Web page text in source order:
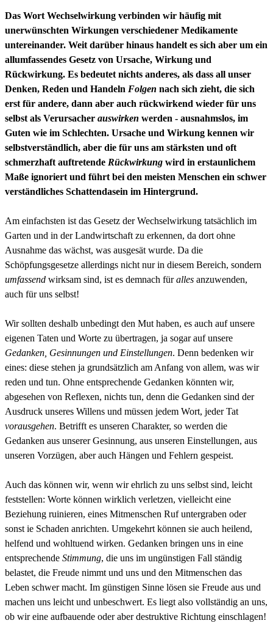
Das Wort Wechselwirkung verbinden wir häufig mit
unerwünschten Wirkungen verschiedener Medikamente
untereinander. Weit darüber hinaus handelt es sich aber um ein
allumfassendes Gesetz von Ursache, Wirkung und
Rückwirkung. Es bedeutet nichts anderes, als dass all unser
Denken, Reden und Handeln Folgen nach sich zieht, die sich
erst für andere, dann aber auch rückwirkend wieder für uns
selbst als Verursacher auswirken werden - ausnahmslos, im
Guten wie im Schlechten. Ursache und Wirkung kennen wir
selbstverständlich, aber die für uns am stärksten und oft
schmerzhaft auftretende Rückwirkung wird in erstaunlichem
Maße ignoriert und führt bei den meisten Menschen ein schwer
verständliches Schattendasein im Hintergrund.
Am einfachsten ist das Gesetz der Wechselwirkung tatsächlich im
Garten und in der Landwirtschaft zu erkennen, da dort ohne
Ausnahme das wächst, was ausgesät wurde. Da die
Schöpfungsgesetze allerdings nicht nur in diesem Bereich, sondern
umfassend wirksam sind, ist es demnach füralles anzuwenden,
auch für uns selbst!
Wir sollten deshalb unbedingt den Mut haben, es auch auf unsere
eigenen Taten und Worte zu übertragen, ja sogar auf unsere
Gedanken, Gesinnungen und Einstellungen. Denn bedenken wir
eines: diese stehen ja grundsätzlich am Anfang von allem, was wir
reden und tun. Ohne entsprechende Gedanken könnten wir,
abgesehen von Reflexen, nichts tun, denn die Gedanken sind der
Ausdruck unseres Willens und müssen jedem Wort, jeder Tat
vorausgehen. Betrifft es unseren Charakter, so werden die
Gedanken aus unserer Gesinnung, aus unseren Einstellungen, aus
unseren Vorzügen, aber auch Hängen und Fehlern gespeist.
Auch das können wir, wenn wir ehrlich zu uns selbst sind, leicht
feststellen: Worte können wirklich verletzen, vielleicht eine
Beziehung ruinieren, eines Mitmenschen Ruf untergraben oder
sonst ie Schaden anrichten. Umgekehrt können sie auch heilend,
helfend und wohltuend wirken. Gedanken bringen uns in eine
entsprechende Stimmung, die uns im ungünstigen Fall ständig
belastet, die Freude nimmt und uns und den Mitmenschen das
Leben schwer macht. Im günstigen Sinne lösen sie Freude aus und
machen uns leicht und unbeschwert. Es liegt also vollständig an uns,
ob wir eine aufbauende oder aber destruktive Richtung einschlagen!